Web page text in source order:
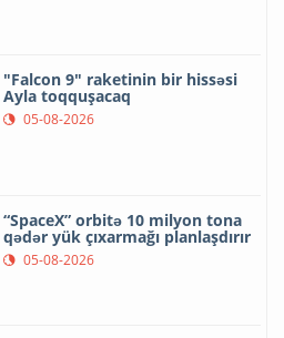
"Falcon 9" raketinin bir hissəsi
Ayla toqquşacaq
05-08-2026
“SpaceX” orbitə 10 milyon tona
qədər yük çıxarmağı planlaşdırır
05-08-2026